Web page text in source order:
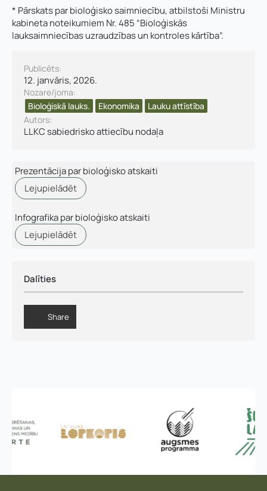
* Pārskats par bioloģisko saimniecību, atbilstoši Ministru
kabineta noteikumiem Nr. 485 “Bioloģiskās
lauksaimniecības uzraudzības un kontroles kārtība”.
Publicēts:
12. janvāris, 2026.
Nozare/joma:
Bioloģiskā lauks.
Ekonomika
Lauku attīstība
Autors:
LLKC sabiedrisko attiecību nodaļa
Prezentācija par bioloģisko atskaiti
Lejupielādēt
Infografika par bioloģisko atskaiti
Lejupielādēt
Dalīties
Share
Telefons*
Pievieno savu CV un motivācijas vēstuli*
Nosūtīt pieteikumu
Kontakttālrunis*
Pamatnozare
a
t
n
o
z
a
r
e
c
i
j
s
Piezīmes